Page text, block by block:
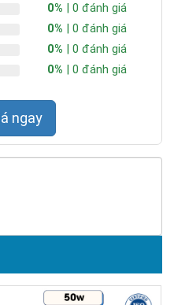
LƯỢNG ASEAN 2019
0% | 0 đánh giá
0% | 0 đánh giá
0% | 0 đánh giá
0% | 0 đánh giá
giá ngay